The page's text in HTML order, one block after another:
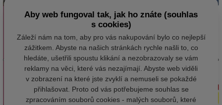
Aby web fungoval tak, jak ho znáte (souhlas
s cookies)
Záleží nám na tom, aby pro vás nakupování bylo co nejlepší
zážitkem. Abyste na našich stránkách rychle našli to, co
hledáte, ušetřili spoustu klikání a nezobrazovaly se vám
reklamy na věci, které vás nezajímají. Abyste web viděli
v zobrazení na které jste zvyklí a nemuseli se pokaždé
přihlašovat. Proto od vás potřebujeme souhlas se
zpracováním souborů cookies - malých souborů, které